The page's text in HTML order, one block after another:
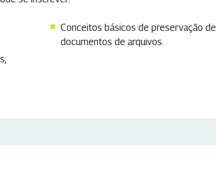
Conceitos básicos de preservação de
documentos de arquivos.